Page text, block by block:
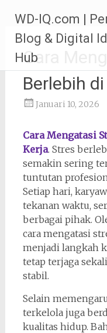
konten
WD-IQ.com |
Blog & Digital
Hub
Cara
Berlebih
Januari 10, 2026
Cara Mengatasi
Kerja. Stres
semakin sering
tuntutan
Setiap hari,
tekanan waktu,
berbagai pihak.
cara mengatasi
menjadi langkah
tetap terjaga
stabil.
Selain
terkelola juga
kualitas hidup.